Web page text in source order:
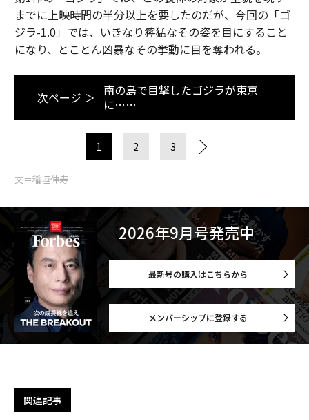
までに上映時間の半分以上を要したのだが、今回の「ゴ
ジラ-1.0」では、いきなり獰猛なその姿を目にすること
になり、とことん凶暴なその挙動に目を奪われる。
次ページ ＞
南の島で目撃したゴジラが東京
に……
1 2 3
文＝稲垣伸寿
2026年9月号発売中
最新号の購入はこちらから
メンバーシップに登録する
関連記事